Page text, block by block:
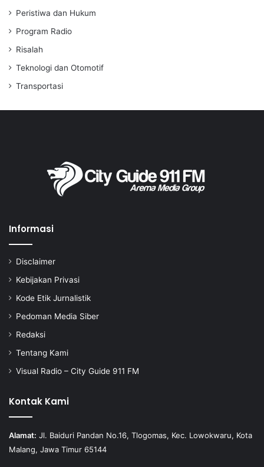
Peristiwa dan Hukum
Program Radio
Risalah
Teknologi dan Otomotif
Transportasi
Informasi
Disclaimer
Kebijakan Privasi
Kode Etik Jurnalistik
Pedoman Media Siber
Redaksi
Tentang Kami
Visual Radio – City Guide 911 FM
Kontak Kami
Alamat: Jl. Baiduri Pandan No.16, Tlogomas, Kec. Lowokwaru, Kota
Malang, Jawa Timur 65144